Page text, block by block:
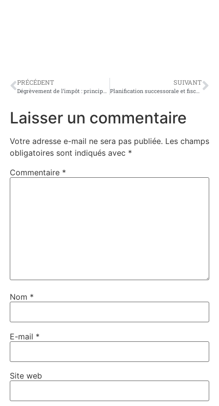
PRÉCÉDENT SUIVANT
Planification successorale et fiscalité : Comment protéger votre héritage ?
Laisser un commentaire
Votre adresse e-mail ne sera pas publiée. Les champs
obligatoires sont indiqués avec *
Commentaire *
Nom *
E-mail *
Site web